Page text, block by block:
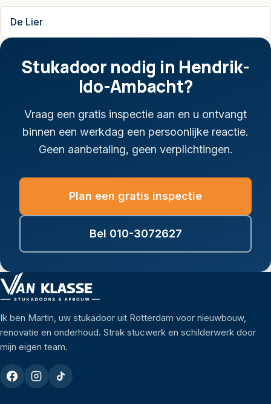
De Lier
Stukadoor nodig in Hendrik-
Ido-Ambacht?
Vraag een gratis inspectie aan en u ontvangt
binnen een werkdag een persoonlijke reactie.
Geen aanbetaling, geen verplichtingen.
Plan een gratis inspectie
Bel 010-3072627
Ik ben Martin, uw stukadoor uit Rotterdam voor nieuwbouw,
renovatie en onderhoud. Strak stucwerk en schilderwerk door
mijn eigen team.